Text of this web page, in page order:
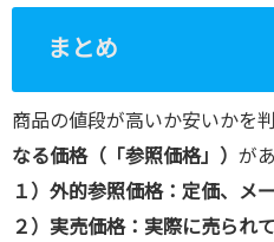
まとめ
商品の値段が高いか安いかを
なる価格（「参照価格」） が
１）外的参照価格：定価、メ
２）実売価格：実際に売られ